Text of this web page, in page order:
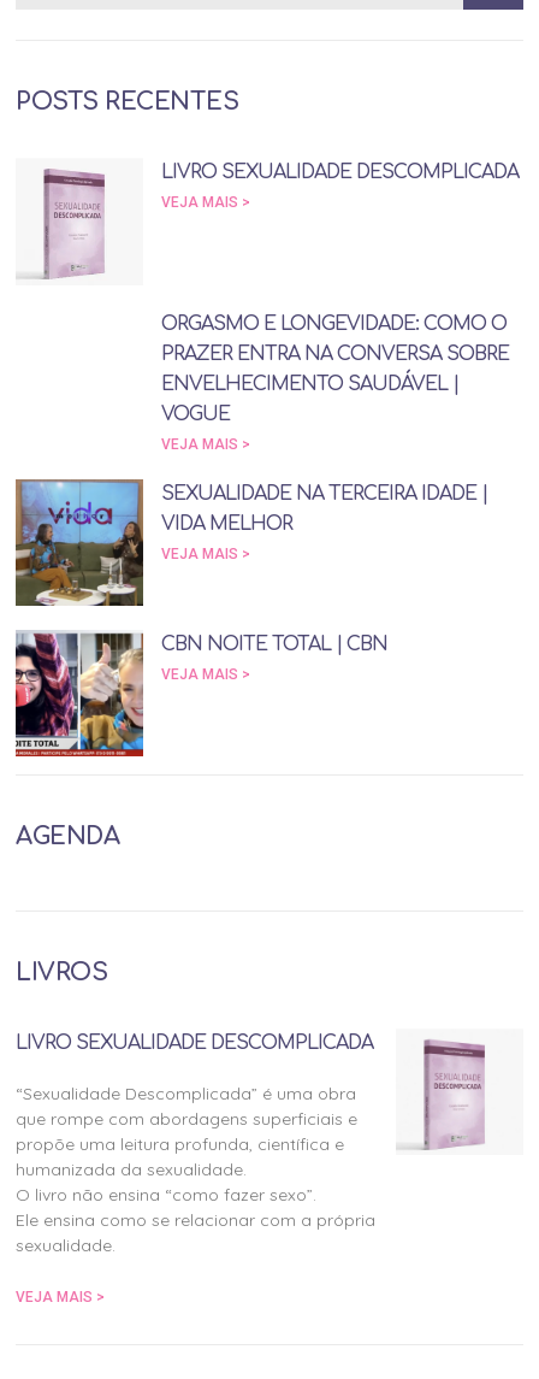
POSTS RECENTES
LIVRO SEXUALIDADE DESCOMPLICADA
VEJA MAIS >
ORGASMO E LONGEVIDADE: COMO O
PRAZER ENTRA NA CONVERSA SOBRE
ENVELHECIMENTO SAUDÁVEL |
VOGUE
VEJA MAIS >
SEXUALIDADE NA TERCEIRA IDADE |
VIDA MELHOR
VEJA MAIS >
CBN NOITE TOTAL | CBN
VEJA MAIS >
AGENDA
LIVROS
LIVRO SEXUALIDADE DESCOMPLICADA
“Sexualidade Descomplicada” é uma obra
que rompe com abordagens superficiais e
propõe uma leitura profunda, científica e
humanizada da sexualidade.
O livro não ensina “como fazer sexo”.
Ele ensina como se relacionar com a própria
sexualidade.
VEJA MAIS >